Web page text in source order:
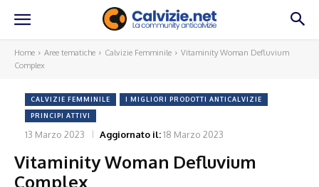
Home Aree tematiche Calvizie Femminile
Vitaminity Woman Defluvium
Complex
CALVIZIE FEMMINILE I MIGLIORI PRODOTTI ANTICALVIZIE
PRINCIPI ATTIVI
13 Marzo 2023 Aggiornato il:18 Marzo 2023
Vitaminity Woman Defluvium
Complex